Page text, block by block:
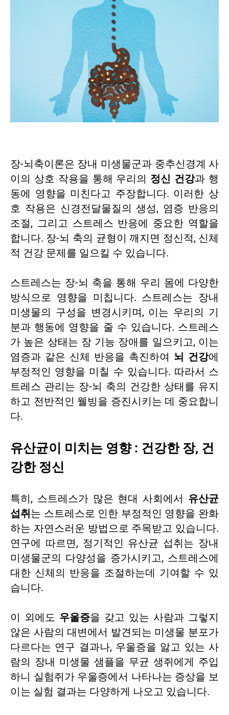
장-뇌축이론은 장내 미생물군과 중추신경계 사
이의 상호 작용을 통해 우리의 정신 건강과 행
동에 영향을 미친다고 주장합니다. 이러한 상
호 작용은 신경전달물질의 생성, 염증 반응의
조절, 그리고 스트레스 반응에 중요한 역할을
합니다. 장-뇌 축의 균형이 깨지면 정신적, 신체
적 건강 문제를 일으킬 수 있습니다.
스트레스는 장-뇌 축을 통해 우리 몸에 다양한
방식으로 영향을 미칩니다. 스트레스는 장내
미생물의 구성을 변경시키며, 이는 우리의 기
분과 행동에 영향을 줄 수 있습니다. 스트레스
가 높은 상태는 장 기능 장애를 일으키고, 이는
염증과 같은 신체 반응을 촉진하여 뇌 건강에
부정적인 영향을 미칠 수 있습니다. 따라서 스
트레스 관리는 장-뇌 축의 건강한 상태를 유지
하고 전반적인 웰빙을 증진시키는 데 중요합니
다.
유산균이 미치는 영향 : 건강한 장, 건
강한 정신
특히, 스트레스가 많은 현대 사회에서 유산균
섭취 는 스트레스로 인한 부정적인 영향을 완화
하는 자연스러운 방법으로 주목받고 있습니다.
연구에 따르면, 정기적인 유산균 섭취는 장내
미생물군의 다양성을 증가시키고, 스트레스에
대한 신체의 반응을 조절하는데 기여할 수 있
습니다.
이 외에도 우울증을 갖고 있는 사람과 그렇지
않은 사람의 대변에서 발견되는 미생물 분포가
다르다는 연구 결과나, 우울증을 앓고 있는 사
람의 장내 미생물 샘플을 무균 생쥐에게 주입
하니 실험쥐가 우울증에서 나타나는 증상을 보
이는 실험 결과는 다양하게 나오고 있습니다.